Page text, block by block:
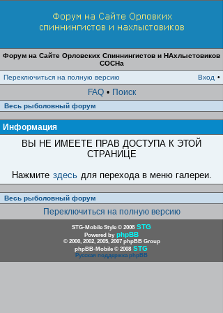
Форум на Сайте Орловских Спиннингистов и НАхлыстовиков
СОСНа
Переключиться на полную версию
Вход •
FAQ • Поиск
Весь рыболовный форум
Информация
ВЫ НЕ ИМЕЕТЕ ПРАВ ДОСТУПА К ЭТОЙ
СТРАНИЦЕ
Нажмите здесь для перехода в меню галереи.
Весь рыболовный форум
Переключиться на полную версию
STG-Mobile Style © 2008 STG
Powered by phpBB
© 2000, 2002, 2005, 2007 phpBB Group
phpBB-Mobile © 2008 STG
Русская поддержка phpBB